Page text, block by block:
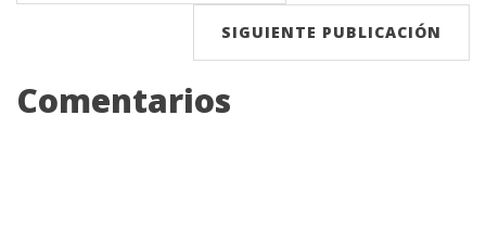
SIGUIENTE PUBLICACIÓN
Comentarios